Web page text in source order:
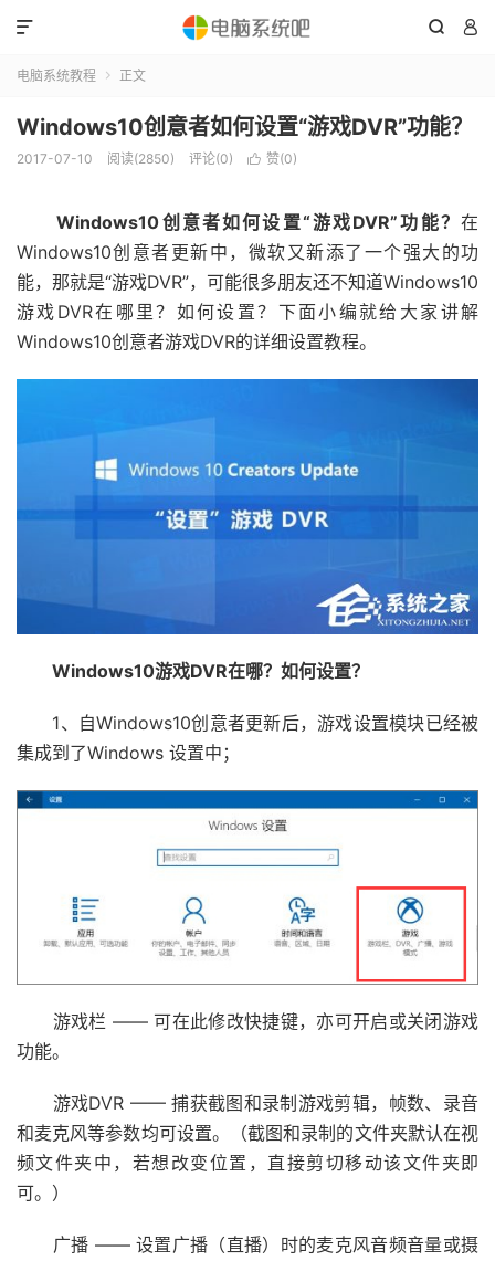
 

电脑系统教程  正文
Windows10创意者如何设置“游戏DVR”功能？
2017-07-10 阅读(2850) 评论(0)  赞(0)
Windows10创意者如何设置“游戏DVR”功能？在
Windows10创意者更新中，微软又新添了一个强大的功
能，那就是“游戏DVR”，可能很多朋友还不知道Windows10
游戏DVR在哪里？如何设置？下面小编就给大家讲解
Windows10创意者游戏DVR的详细设置教程。
Windows10游戏DVR在哪？如何设置？
1、自Windows10创意者更新后，游戏设置模块已经被
集成到了Windows 设置中；
游戏栏 —— 可在此修改快捷键，亦可开启或关闭游戏
功能。
游戏DVR —— 捕获截图和录制游戏剪辑，帧数、录音
和麦克风等参数均可设置。（截图和录制的文件夹默认在视
频文件夹中，若想改变位置，直接剪切移动该文件夹即
可。）
广播 —— 设置广播（直播）时的麦克风音频音量或摄